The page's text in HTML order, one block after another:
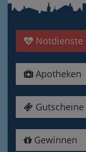
Notdienste
Apotheken
Gutscheine
Gewinnen